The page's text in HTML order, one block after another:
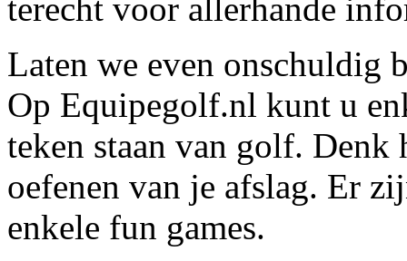
terecht voor allerhande
Laten we even onschuldig
Op Equipegolf.nl kunt u
teken staan van golf.
oefenen van je afslag. Er
enkele fun games.